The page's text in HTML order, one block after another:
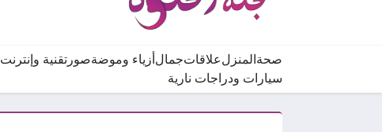
صحة المنزلعلاقاتجمال أزياء وموضةصور تقنية وإنترنت
سيارات ودراجات نارية